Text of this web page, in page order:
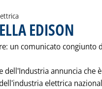
EDISON
un comunicato congiunto
dell'Industria annuncia che
elettrica